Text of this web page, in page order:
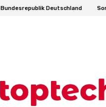
Bundesrepublik Deutschland